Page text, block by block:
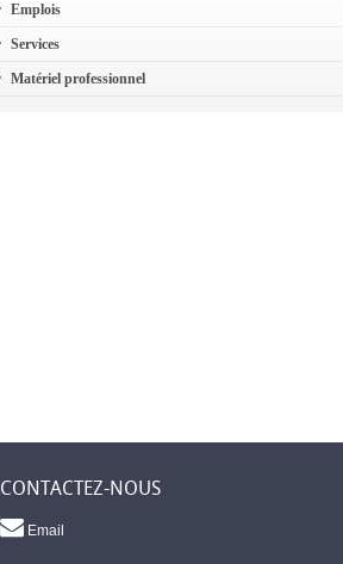
Emplois
Services
Matériel professionnel
CONTACTEZ-NOUS
Email